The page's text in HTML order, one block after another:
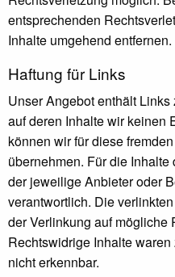
entsprechenden
Inhalte umgehend entfernen.
Haftung für Links
Unser Angebot enthält
auf deren Inhalte wir keinen
können wir für diese
übernehmen. Für die
der jeweilige Anbieter oder
verantwortlich. Die
der Verlinkung auf mögliche
Rechtswidrige Inhalte
nicht erkennbar.